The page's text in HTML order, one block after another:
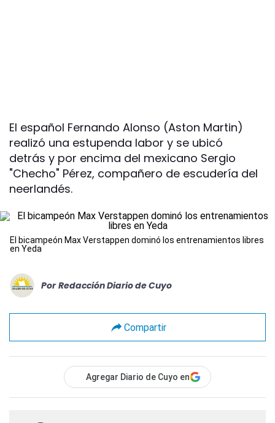
El español Fernando Alonso (Aston Martin)
realizó una estupenda labor y se ubicó
detrás y por encima del mexicano Sergio
"Checho" Pérez, compañero de escudería del
neerlandés.
El bicampeón Max Verstappen dominó los entrenamientos libres
en Yeda
Por Redacción Diario de Cuyo
Compartir
Agregar Diario de Cuyo en